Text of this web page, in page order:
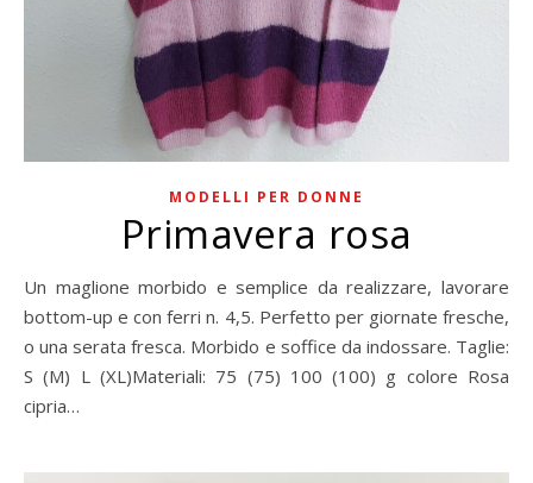
MODELLI PER DONNE
Primavera rosa
Un maglione morbido e semplice da realizzare, lavorare
bottom-up e con ferri n. 4,5. Perfetto per giornate fresche,
o una serata fresca. Morbido e soffice da indossare. Taglie:
S (M) L (XL)Materiali: 75 (75) 100 (100) g colore Rosa
cipria…